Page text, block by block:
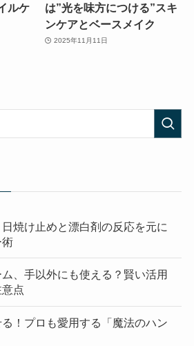
ルケ
は”光を味方につける”スキ
ンケアとベースメイク
2025年11月11日
焼け止めと漂白剤の反応を元に
術
、手以外にも使える？賢い活用
点
！プロも愛用する「魔法のハン